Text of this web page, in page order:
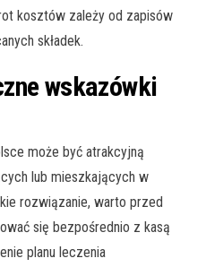
kosztów zależy od zapisów
składek.
wskazówki
może być atrakcyjną
lub mieszkających w
rozwiązanie, warto przed
się bezpośrednio z kasą
planu leczenia